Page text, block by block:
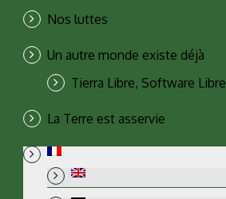
Nos luttes
Un autre monde existe déjà
Tierra Libre, Software Libre
La Terre est asservie